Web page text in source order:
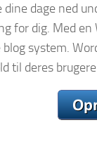
dage ned
for dig. Med
system.
til deres